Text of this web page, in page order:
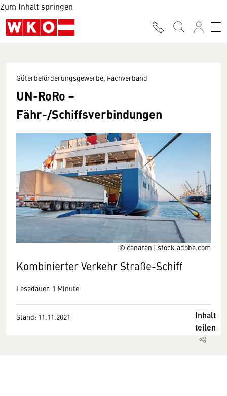
Zum Inhalt springen
© canaran | stock.adobe.com
Güterbeförderungsgewerbe, Fachverband
UN-RoRo –
Fähr-/Schiffsverbindungen
Kombinierter Verkehr Straße-Schiff
Lesedauer: 1 Minute
Stand: 11.11.2021
Inhalt
teilen